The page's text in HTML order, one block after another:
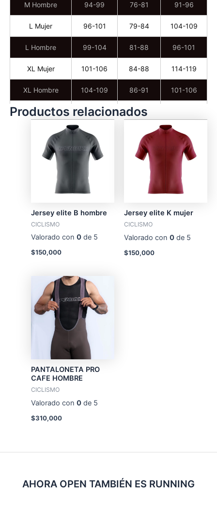
M Hombre 94-99 76-81 91-96
L Mujer 96-101 79-84 104-109
L Hombre 99-104 81-88 96-101
XL Mujer 101-106 84-88 114-119
XL Hombre 104-109 86-91 101-106
XXL Mujer 106-111 88-94
XXL Hombre 109-114 91-96 106-111
Productos relacionados
Jersey elite B hombre
CICLISMO
Valorado con 0de 5
$150,000
Jersey elite K mujer
CICLISMO
Valorado con 0de 5
$150,000
PANTALONETA PRO
CAFE HOMBRE
CICLISMO
Valorado con 0de 5
$310,000
AHORA OPEN TAMBIÉN ES RUNNING